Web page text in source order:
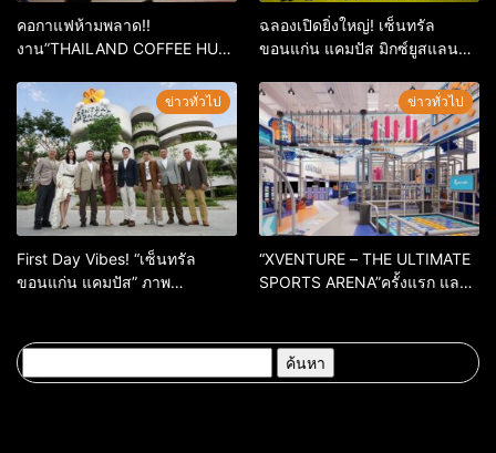
คอกาแฟห้ามพลาด!!
งาน”THAILAND COFFEE HUB
69 ณ ศูนย์การค้าเซ็นทรัล
ขอนแก่น
ฉลองเปิดยิ่งใหญ่! เซ็นทรัล
ขอนแก่น แคมปัส มิกซ์ยูสแลนด์
ความม่วน ปลุกพลัง Campus
District
ข่าวทั่วไป
First Day Vibes! “เซ็นทรัล
ขอนแก่น แคมปัส” ภาพ
ข่าวทั่วไป
“XVENTURE – THE ULTIMATE
SPORTS ARENA”ครั้งแรก และ
เปิด 20 พ.ค. 69ท้าความกล้าทุก
ระดับ เปิดประสบการณ์แอคทีฟ
สำหรับ: